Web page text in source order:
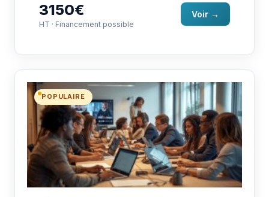
3150€
HT · Financement possible
Voir →
POPULAIRE